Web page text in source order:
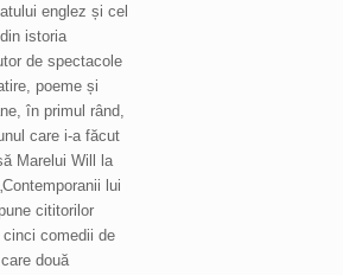
englez și cel
istoria
de spectacole
poeme și
în primul rând,
care i-a făcut
Marelui Will la
lui
cititorilor
comedii de
două